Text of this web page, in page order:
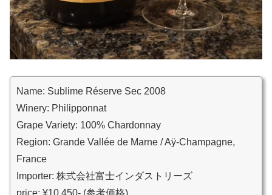
Name: Sublime Réserve Sec 2008
Winery: Philipponnat
Grape Variety: 100% Chardonnay
Region: Grande Vallée de Marne / Aÿ-Champagne,
France
Importer: 株式会社富士インダストリーズ